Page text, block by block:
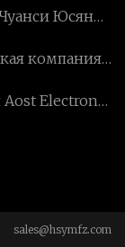
LTD. Юсян
Co., Ltd.
компания
Ltd.
Electronic
sales@hsymfz.com